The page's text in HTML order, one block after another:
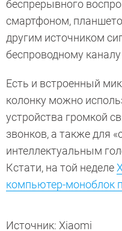
беспрерывного
смартфоном,
другим источником
беспроводному
Есть и встроенный
колонку можно
устройства громкой
звонков, а также для
интеллектуальным
Кстати, на той неделе
компьютер-моноблок
Источник: Xiaomi